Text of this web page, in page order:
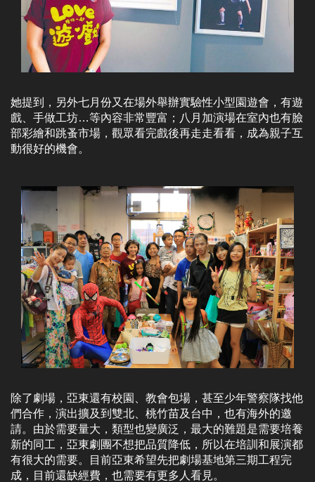
她提到，另外七月份又在場外舉辦實驗性小型園遊會，有遊
戲、手做工坊…等內容非常豐富；八月加演場在室內也有臉
部彩繪和跳蚤市場，觀眾看完戲後再走走看看，成為親子互
動很好的機會。
除了劇場，亞東還有校園、教會包場，甚至少年警察隊找他
們合作，演出擴及到雙北、桃竹苗及台中，也有海外的邀
請。由於需要量大，類型也變廣泛，最大的難題是需要培養
新的同工，亞東劇團不想把品質降低，所以在培訓和展演都
有很大的需要。目前亞東希望先把劇場基地第三期工程完
成，目前還缺經費，也需要有更多人看見。